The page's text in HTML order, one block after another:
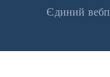
Єдиний